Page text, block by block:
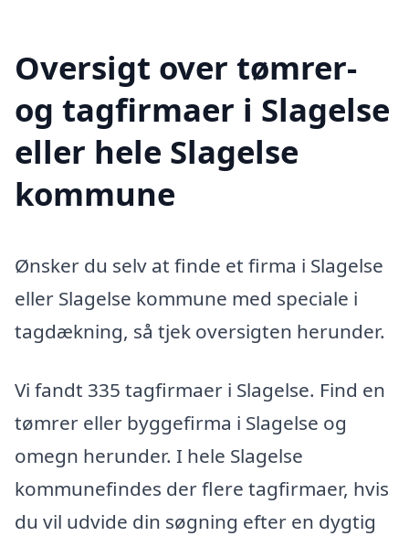
Oversigt over tømrer-
og tagfirmaer i Slagelse
eller hele Slagelse
kommune
Ønsker du selv at finde et firma i Slagelse
eller Slagelse kommune med speciale i
tagdækning, så tjek oversigten herunder.
Vi fandt 335 tagfirmaer i Slagelse. Find en
tømrer eller byggefirma i Slagelse og
omegn herunder. I hele Slagelse
kommunefindes der flere tagfirmaer, hvis
du vil udvide din søgning efter en dygtig